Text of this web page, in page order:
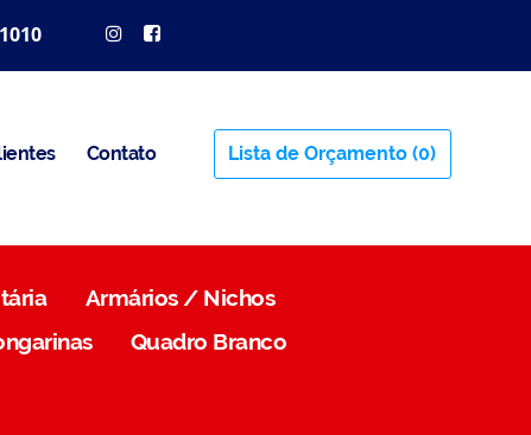
Contato Lista de Orçamento (0)
Armários / Nichos
Quadro Branco